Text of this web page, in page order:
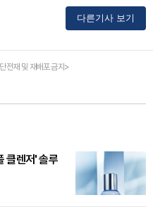
다른기사 보기
전재 및 재배포 금지>
클렌저' 솔루